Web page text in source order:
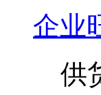
企业
供